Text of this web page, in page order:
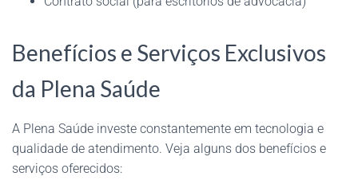
Benefícios e Serviços Exclusivos
da Plena Saúde
A Plena Saúde investe constantemente em tecnologia e
qualidade de atendimento. Veja alguns dos benefícios e
serviços oferecidos: